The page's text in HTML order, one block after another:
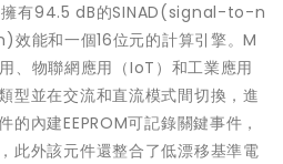
有94.5 dB的SINAD(signal-to-n
能和一個16位元的計算引擎。M
、物聯網應用（IoT）和工業應用
型並在交流和直流模式間切換，進
內建EEPROM可記錄關鍵事件，
此外該元件還整合了低漂移基準電